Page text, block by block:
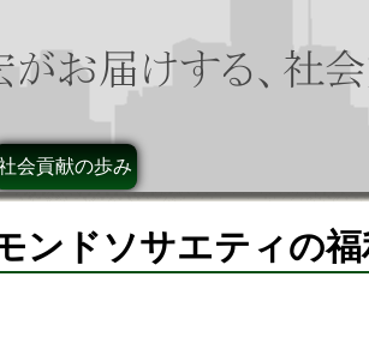
会貢献の歩み
ンドソサエティの